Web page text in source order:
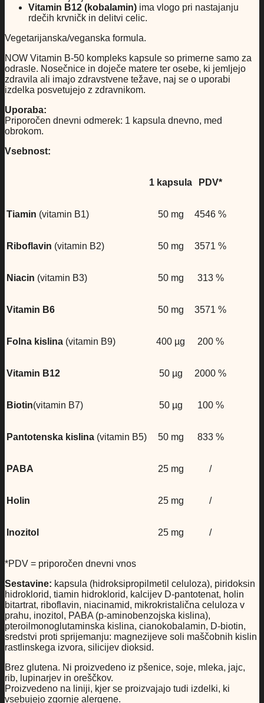
Vitamin B12 (kobalamin) ima vlogo pri nastajanju
rdečih krvničk in delitvi celic.
Vegetarijanska/veganska formula.
NOW Vitamin B-50 kompleks kapsule so primerne samo za
odrasle. Nosečnice in doječe matere ter osebe, ki jemljejo
zdravila ali imajo zdravstvene težave, naj se o uporabi
izdelka posvetujejo z zdravnikom.
Uporaba:
Priporočen dnevni odmerek: 1 kapsula dnevno, med
obrokom.
Vsebnost:
1 kapsula PDV*
Tiamin (vitamin B1) 50 mg 4546 %
Riboflavin (vitamin B2) 50 mg 3571 %
Niacin (vitamin B3) 50 mg 313 %
Vitamin B6 50 mg 3571 %
Folna kislina (vitamin B9) 400 µg 200 %
Vitamin B12 50 µg 2000 %
Biotin(vitamin B7) 50 µg 100 %
Pantotenska kislina (vitamin B5) 50 mg 833 %
PABA 25 mg /
Holin 25 mg /
Inozitol 25 mg /
*PDV = priporočen dnevni vnos
Sestavine: kapsula (hidroksipropilmetil celuloza), piridoksin
hidroklorid, tiamin hidroklorid, kalcijev D-pantotenat, holin
bitartrat, riboflavin, niacinamid, mikrokristalična celuloza v
prahu, inozitol, PABA (p-aminobenzojska kislina),
pteroilmonoglutaminska kislina, cianokobalamin, D-biotin,
sredstvi proti sprijemanju: magnezijeve soli maščobnih kislin
rastlinskega izvora, silicijev dioksid.
Brez glutena. Ni proizvedeno iz pšenice, soje, mleka, jajc,
rib, lupinarjev in oreščkov.
Proizvedeno na liniji, kjer se proizvajajo tudi izdelki, ki
vsebujejo zgornje alergene.